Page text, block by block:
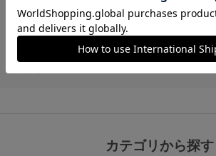
ア。レディースのブラジャーの商品一覧ペー
ストメイクをする ワイヤー入りのブラジャー
なノンワイヤーブラなど、デザイン・着け
ジャーを、AカップからHカップまで豊富に
カテゴリから探す